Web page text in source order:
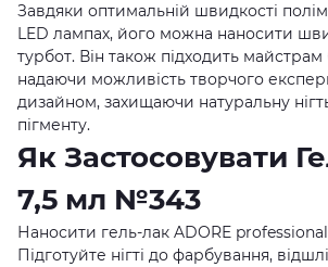
Завдяки оптимальній швидкості
LED лампах, його можна наносити
турбот. Він також підходить майстрам
надаючи можливість творчого
дизайном, захищаючи натуральну
пігменту.
Як Застосовувати
7,5 мл №343
Наносити гель-лак ADORE
Підготуйте нігті до фарбування,